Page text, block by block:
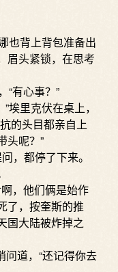
也背上背包准备出
眉头紧锁，在思考
“有心事？”
里克伏在桌上，
的头目都亲自上
头呢？”
，都停了下来。
，他们俩是始作
了，按奎斯的推
国大陆被炸掉之
道，“还记得你去